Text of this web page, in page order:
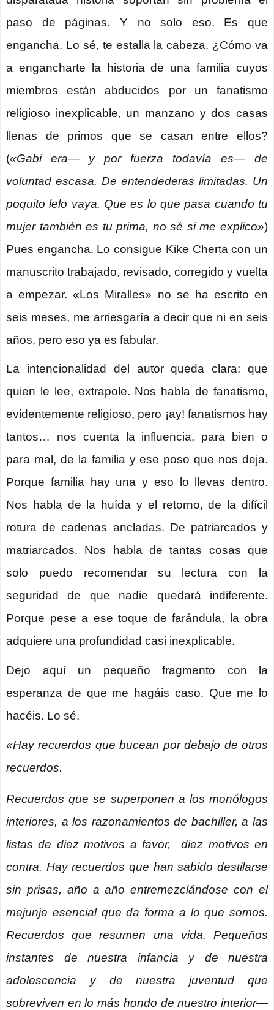
paso de páginas. Y no solo eso. Es que
engancha. Lo sé, te estalla la cabeza. ¿Cómo va
a engancharte la historia de una familia cuyos
miembros están abducidos por un fanatismo
religioso inexplicable, un manzano y dos casas
llenas de primos que se casan entre ellos?
(«Gabi era— y por fuerza todavía es— de
voluntad escasa. De entendederas limitadas. Un
poquito lelo vaya. Que es lo que pasa cuando tu
mujer también es tu prima, no sé si me explico»)
Pues engancha. Lo consigue Kike Cherta con un
manuscrito trabajado, revisado, corregido y vuelta
a empezar. «Los Miralles» no se ha escrito en
seis meses, me arriesgaría a decir que ni en seis
años, pero eso ya es fabular.
La intencionalidad del autor queda clara: que
quien le lee, extrapole. Nos habla de fanatismo,
evidentemente religioso, pero ¡ay! fanatismos hay
tantos… nos cuenta la influencia, para bien o
para mal, de la familia y ese poso que nos deja.
Porque familia hay una y eso lo llevas dentro.
Nos habla de la huída y el retorno, de la difícil
rotura de cadenas ancladas. De patriarcados y
matriarcados. Nos habla de tantas cosas que
solo puedo recomendar su lectura con la
seguridad de que nadie quedará indiferente.
Porque pese a ese toque de farándula, la obra
adquiere una profundidad casi inexplicable.
Dejo aquí un pequeño fragmento con la
esperanza de que me hagáis caso. Que me lo
hacéis. Lo sé.
«Hay recuerdos que bucean por debajo de otros
recuerdos.
Recuerdos que se superponen a los monólogos
interiores, a los razonamientos de bachiller, a las
listas de diez motivos a favor, diez motivos en
contra. Hay recuerdos que han sabido destilarse
sin prisas, año a año entremezclándose con el
mejunje esencial que da forma a lo que somos.
Recuerdos que resumen una vida. Pequeños
instantes de nuestra infancia y de nuestra
adolescencia y de nuestra juventud que
sobreviven en lo más hondo de nuestro interior—